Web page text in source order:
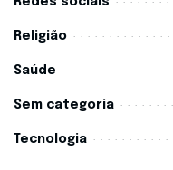
Religião
Saúde
Sem categoria
Tecnologia